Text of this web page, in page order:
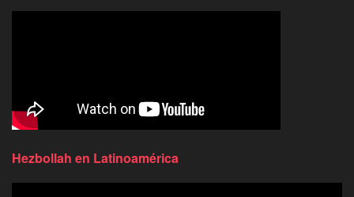
Hezbollah en Latinoamérica